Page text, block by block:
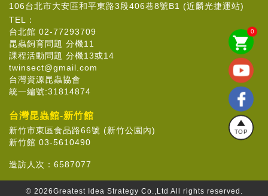
shopping_cart
0
TOP
106台北市大安區和平東路3段406巷8號B1 (近麟光捷運站)
TEL：
台北館 02-77293709
昆蟲飼育問題 分機11
課程活動問題 分機13或14
twinsect@gmail.com
台灣資源昆蟲協會
統一編號:31814874
台灣昆蟲館-新竹館
新竹市東區食品路66號 (新竹公園內)
新竹館 03-5610490
造訪人次： 6587077
© 2026Greatest Idea Strategy Co.,Ltd All rights reserved.